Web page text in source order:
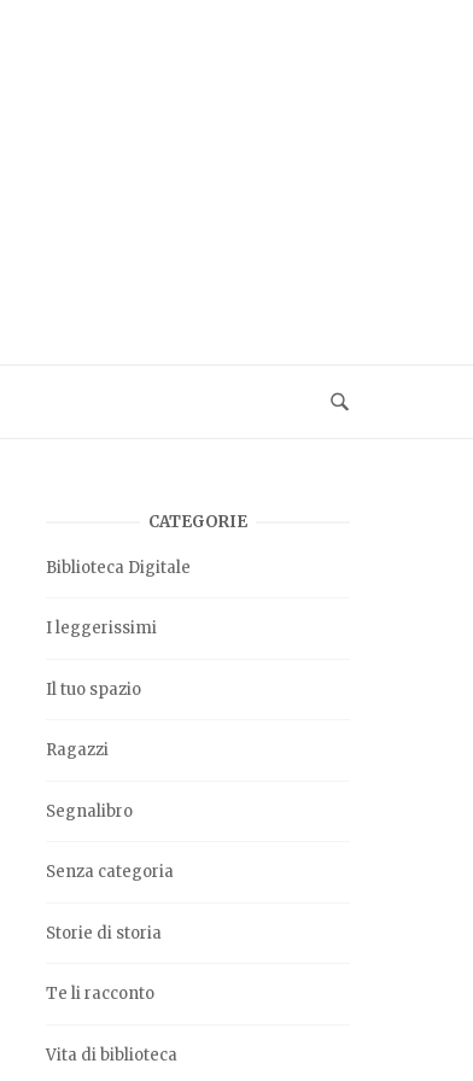
CATEGORIE
Biblioteca Digitale
I leggerissimi
Il tuo spazio
Ragazzi
Segnalibro
Senza categoria
Storie di storia
Te li racconto
Vita di biblioteca